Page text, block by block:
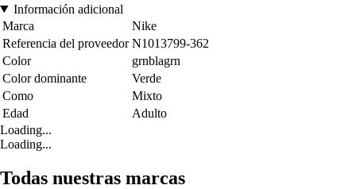
Información adicional
Marca
Nike
Referencia del proveedor N1013799-362
Color
grnblagrn
Color dominante
Verde
Como
Mixto
Edad
Adulto
Loading...
Loading...
Todas nuestras marcas